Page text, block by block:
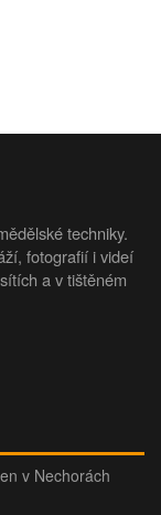
techniky.
fotografií i videí
a v tištěném
v Nechorách